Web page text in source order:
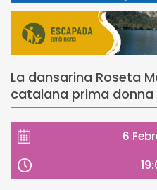
La dansarina Roseta
catalana prima donna
6